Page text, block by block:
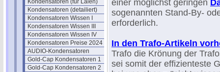
Kondensatoren (für Laien)
Kondensatoren (detailiert)
Kondensatoren Wissen I
Kondensatoren Wissen III
Kondensatoren Wissen IV
Kondensatoren Preise 2024
AUDIO-Kondensatoren
Gold-Cap Kondensatoren 1
Gold-Cap Kondensatoren 2
einer möglichst geringen
sogenannten Stand-By-
erforderlich.
In den Trafo-Artikeln
Trafo die Krönung der
sei somit der effizienteste